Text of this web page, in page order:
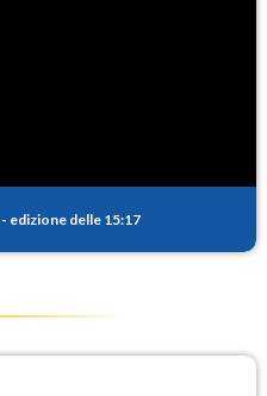
- edizione delle 15:17